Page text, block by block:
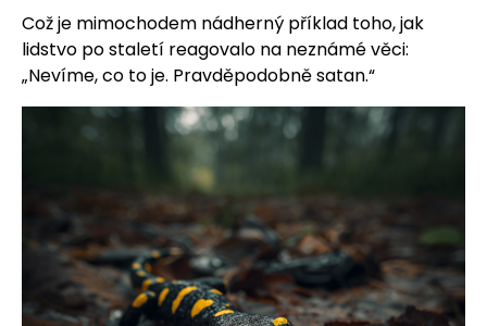
Což je mimochodem nádherný příklad toho, jak
lidstvo po staletí reagovalo na neznámé věci:
„Nevíme, co to je. Pravděpodobně satan.“